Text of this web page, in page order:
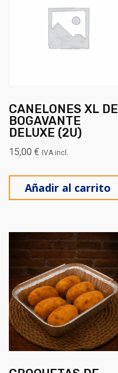
CANELONES XL DE
BOGAVANTE
DELUXE (2U)
15,00 € IVA incl.
Añadir al carrito